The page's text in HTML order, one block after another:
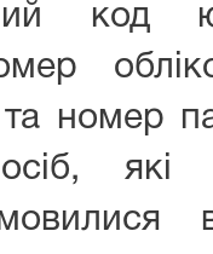
код
та номер
які